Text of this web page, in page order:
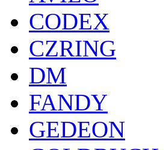
CODEX
CZRING
DM
FANDY
GEDEON